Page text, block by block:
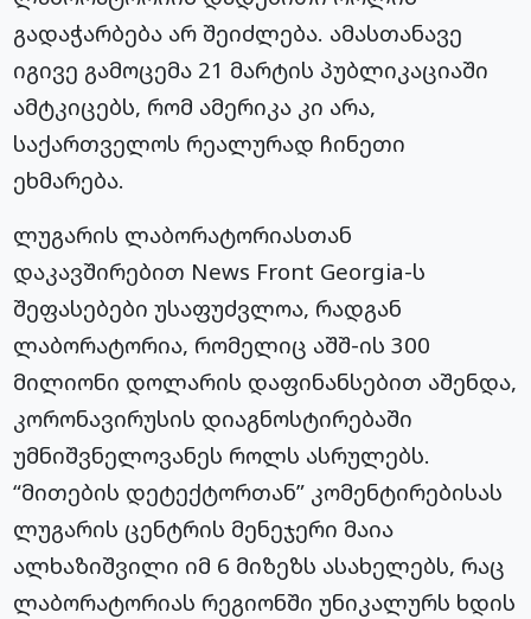
გადაჭარბება არ შეიძლება. ამასთანავე
იგივე გამოცემა 21 მარტის პუბლიკაციაში
ამტკიცებს, რომ ამერიკა კი არა,
საქართველოს რეალურად ჩინეთი
ეხმარება.
ლუგარის ლაბორატორიასთან
დაკავშირებით News Front Georgia-ს
შეფასებები უსაფუძვლოა, რადგან
ლაბორატორია, რომელიც აშშ-ის 300
მილიონი დოლარის დაფინანსებით აშენდა,
კორონავირუსის დიაგნოსტირებაში
უმნიშვნელოვანეს როლს ასრულებს.
“მითების დეტექტორთან” კომენტირებისას
ლუგარის ცენტრის მენეჯერი მაია
ალხაზიშვილი იმ 6 მიზეზს ასახელებს, რაც
ლაბორატორიას რეგიონში უნიკალურს ხდის